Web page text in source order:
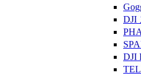
DJI
DJI